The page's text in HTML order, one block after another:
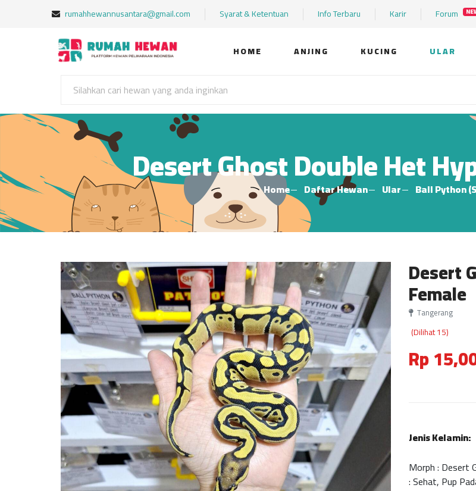
rumahhewannusantara@gmail.com Syarat & Ketentuan Info Terbaru Karir Forum
HOME ANJING KUCING ULAR
Desert Ghost Double Het
Home Daftar Hewan Ular Ball Python
Desert
Female
Tangerang
(Dilihat 15)
Rp
Jenis Kelamin:
Morph : Desert
: Sehat, Pup